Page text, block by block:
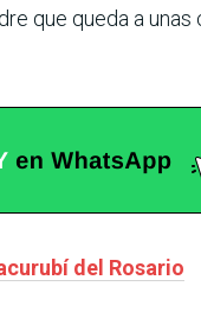
que queda a
del Rosario